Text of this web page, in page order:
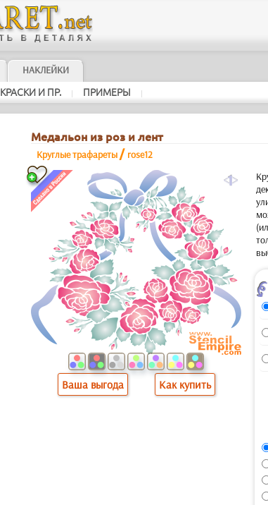
НАКЛЕЙКИ
КРАСКИ И ПР. | ПРИМЕРЫ |
Медальон из роз и лент
Круглые трафареты / rose12
a
Ваша выгода Как купить